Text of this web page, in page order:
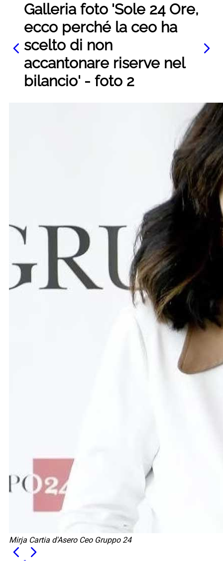
Galleria foto 'Sole 24 Ore,
ecco perché la ceo ha
scelto di non
accantonare riserve nel
bilancio' - foto 2
Mirja Cartia d'Asero Ceo Gruppo 24